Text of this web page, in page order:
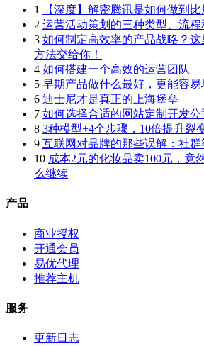
1
【深度】解密腾讯是如何做到
2 运营活动策划的三种类型、流
3 如何制定高效率的产品战略？
方法交给你！
4 如何搭建一个高效的运营团队
5 早期产品做什么最好，更能容易
6 迪士尼才是真正的上海堡垒
7 如何选择合适的网站定制开发公
8 3种模型+4个步骤，10倍提升裂
9 互联网对品牌的那些误解：社群
10 成本2元的化妆品卖100元，竟
么继续
产品
商业授权
开通会员
易优代理
推荐主机
服务
更新日志